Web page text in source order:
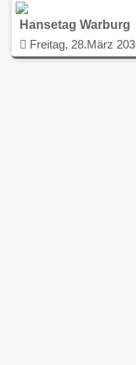
Hansetag Warburg
Freitag, 28.März